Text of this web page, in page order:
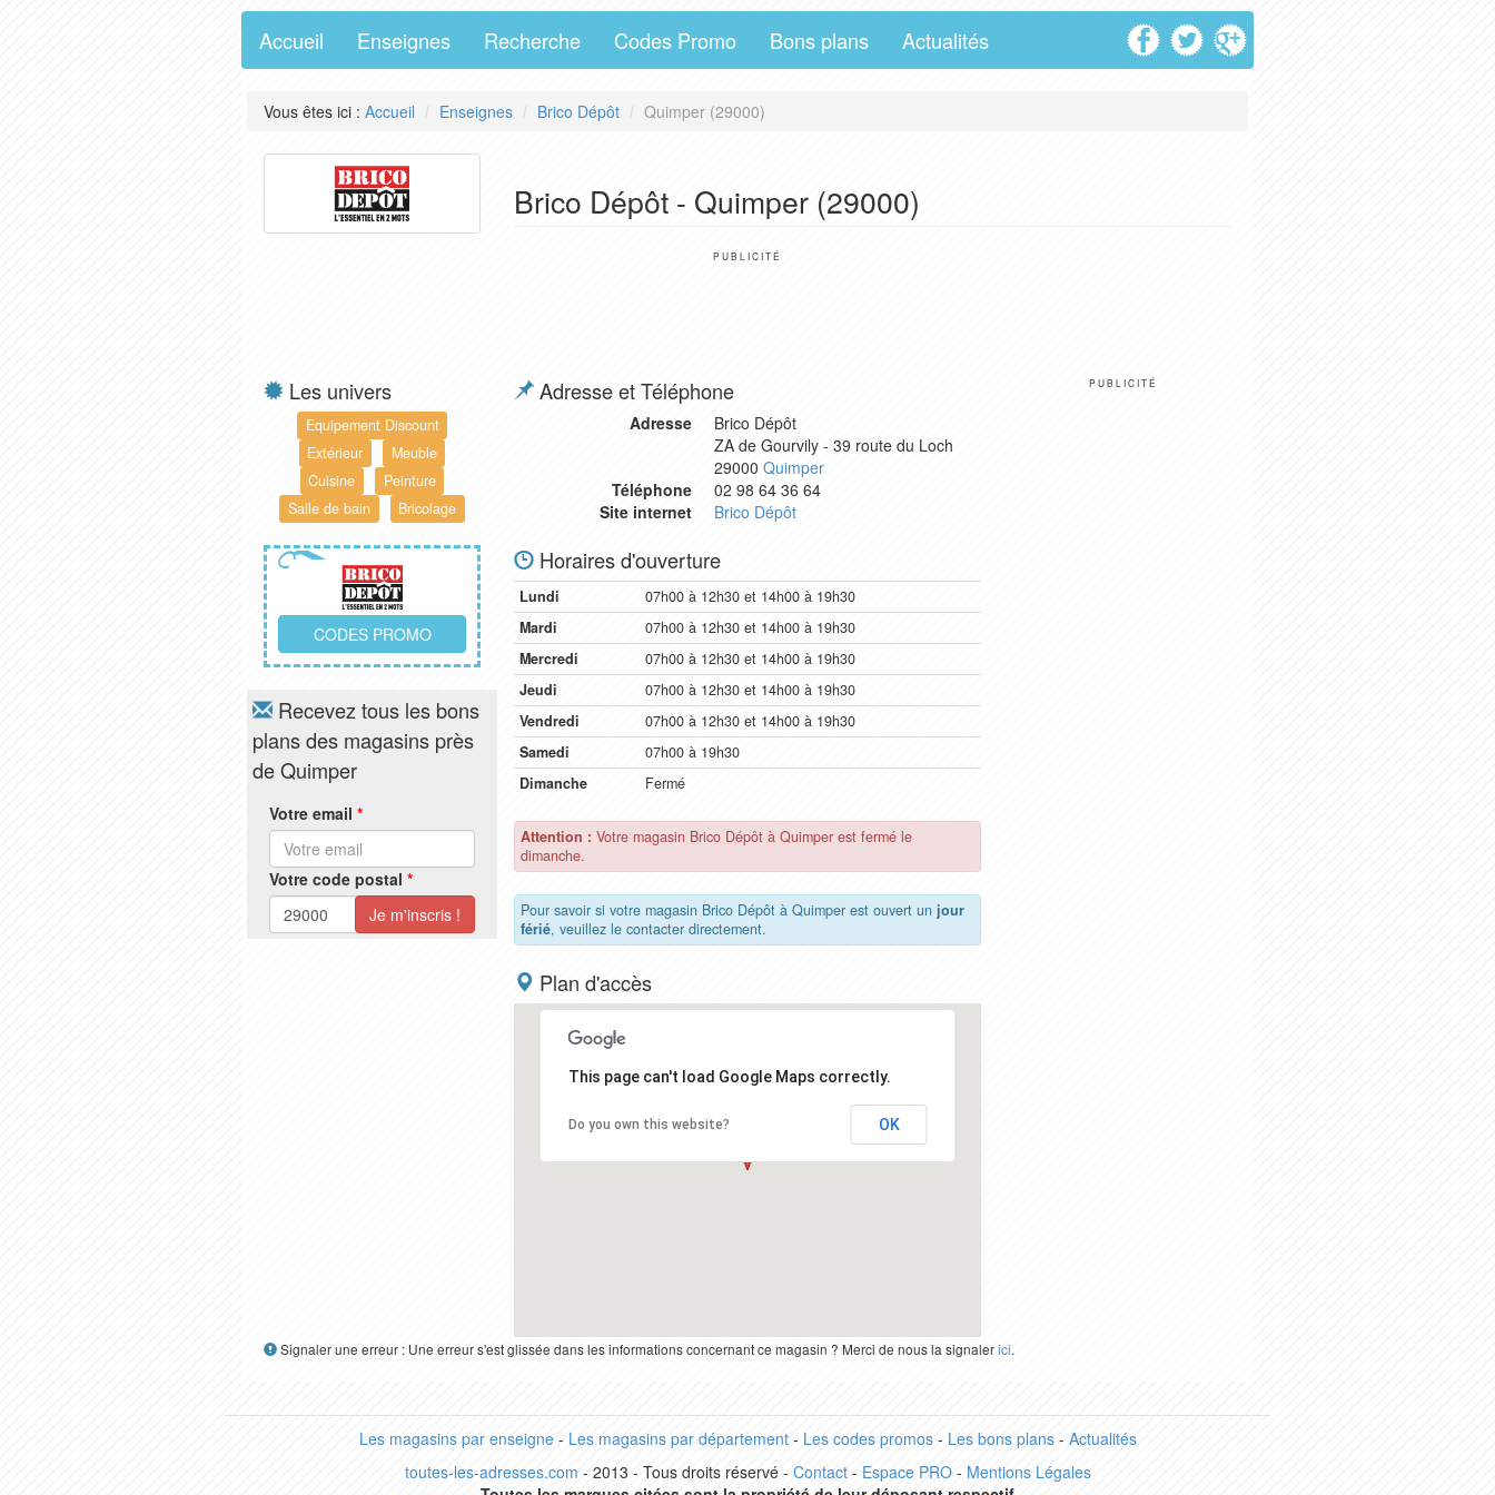
Accueil Enseignes Recherche Codes Promo Bons plans Actualités
Vous êtes ici : Accueil Enseignes Brico Dépôt Quimper (29000)
Brico Dépôt - Quimper (29000)
PUBLICITÉ
Les univers
Equipement Discount
Extérieur
Meuble
Cuisine
Peinture
Salle de bain
Bricolage
CODES PROMO
Recevez tous les bons
plans des magasins près
de Quimper
Votre email *
Votre code postal *
Adresse et Téléphone
Adresse
Brico Dépôt
ZA de Gourvily - 39 route du Loch
29000 Quimper
Téléphone
02 98 64 36 64
Site internet
Brico Dépôt
Horaires d'ouverture
Lundi
07h00 à 12h30 et 14h00 à 19h30
Mardi
07h00 à 12h30 et 14h00 à 19h30
Mercredi
07h00 à 12h30 et 14h00 à 19h30
Jeudi
07h00 à 12h30 et 14h00 à 19h30
Vendredi
07h00 à 12h30 et 14h00 à 19h30
Samedi
07h00 à 19h30
Dimanche
Fermé
Attention : Votre magasin Brico Dépôt à Quimper est fermé le
dimanche.
Pour savoir si votre magasin Brico Dépôt à Quimper est ouvert un jour
férié, veuillez le contacter directement.
Plan d'accès
This page can't load Google Maps correctly.
Do you own this website? OK
PUBLICITÉ
Signaler une erreur : Une erreur s'est glissée dans les informations concernant ce magasin ? Merci de nous la signalerici.
Les magasins par enseigne- Les magasins par département- Les codes promos- Les bons plans- Actualités
toutes-les-adresses.com - 2013 - Tous droits réservé - Contact- Espace PRO- Mentions Légales